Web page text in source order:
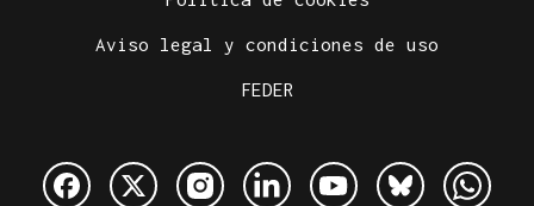
Aviso legal y condiciones de uso
FEDER